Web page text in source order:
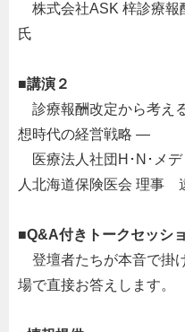
株式会社ASK 梓診療
氏
■講演２
診療報酬改定から考え
想時代の経営戦略 ―
医療法人社団H･N･メ
人北海道保険医会 理事
■Q&A付きトークセッシ
登壇者たちが本音で掛
場で直接お答えします。